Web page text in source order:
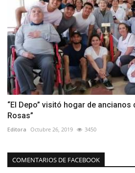
“El Depo” visitó hogar de ancianos
Rosas”
Editora Octubre 26, 2019 3450
COMENTARIOS DE FACEBOOK